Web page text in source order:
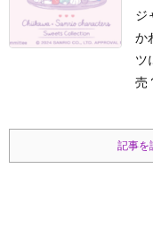
ジ
か
ツ
売
記事を